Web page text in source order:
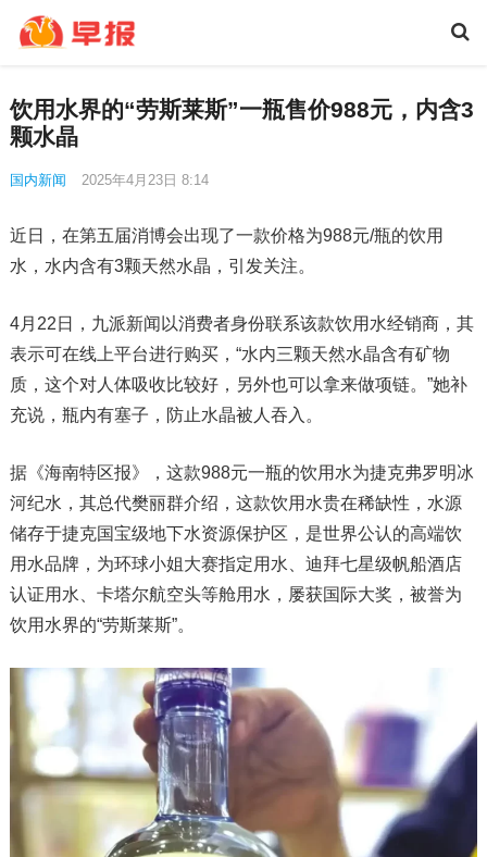
饮用水界的“劳斯莱斯”一瓶售价988元，内含3
颗水晶
国内新闻 2025年4月23日 8:14
近日，在第五届消博会出现了一款价格为988元/瓶的饮用
水，水内含有3颗天然水晶，引发关注。
4月22日，九派新闻以消费者身份联系该款饮用水经销商，其
表示可在线上平台进行购买，“水内三颗天然水晶含有矿物
质，这个对人体吸收比较好，另外也可以拿来做项链。”她补
充说，瓶内有塞子，防止水晶被人吞入。
据《海南特区报》，这款988元一瓶的饮用水为捷克弗罗明冰
河纪水，其总代樊丽群介绍，这款饮用水贵在稀缺性，水源
储存于捷克国宝级地下水资源保护区，是世界公认的高端饮
用水品牌，为环球小姐大赛指定用水、迪拜七星级帆船酒店
认证用水、卡塔尔航空头等舱用水，屡获国际大奖，被誉为
饮用水界的“劳斯莱斯”。